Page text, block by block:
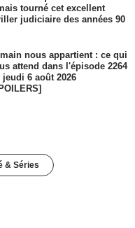
tourné cet excellent
judiciaire des années 90
nous appartient : ce qui
attend dans l'épisode 2264
jeudi 6 août 2026
& Séries